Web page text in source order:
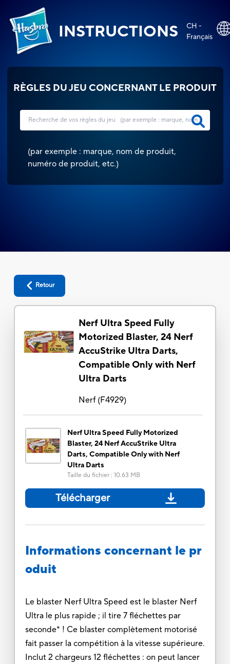
INSTRUCTIONS
CH -
Français
RÈGLES DU JEU CONCERNANT LE PRODUIT
(par exemple : marque, nom de produit,
numéro de produit, etc.)
Retour
Nerf Ultra Speed Fully
Motorized Blaster, 24 Nerf
AccuStrike Ultra Darts,
Compatible Only with Nerf
Ultra Darts
Nerf(F4929)
Nerf Ultra Speed Fully Motorized
Blaster, 24 Nerf AccuStrike Ultra
Darts, Compatible Only with Nerf
Ultra Darts
Taille du fichier: 10.63 MB
Télécharger
Informations concernant le pr
oduit
Le blaster Nerf Ultra Speed est le blaster Nerf
Ultra le plus rapide ; il tire 7 fléchettes par
seconde* ! Ce blaster complètement motorisé
fait passer la compétition à la vitesse supérieure.
Inclut 2 chargeurs 12 fléchettes : on peut lancer